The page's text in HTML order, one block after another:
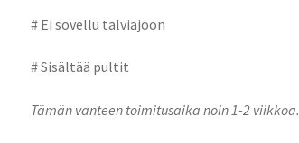
# Ei sovellu talviajoon
# Sisältää pultit
Tämän vanteen toimitusaika noin 1-2 viikkoa.